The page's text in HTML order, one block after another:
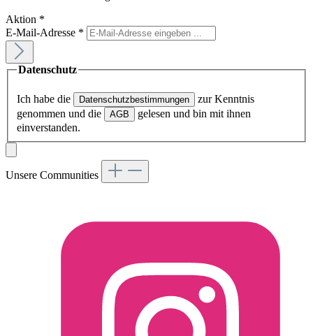
Aktion *
E-Mail-Adresse *
Datenschutz
Ich habe die Datenschutzbestimmungen
zur Kenntnis
genommen und die
AGB
gelesen und bin mit ihnen
einverstanden.
Unsere Communities